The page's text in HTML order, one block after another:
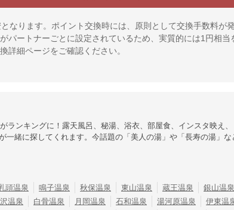
なります。ポイント交換時には、原則として交換手数料が
パートナーごとに設定されているため、実質的には1円相
詳細ページをご確認ください。
ランキングに！露天風呂、秘湯、浴衣、部屋食、インスタ映え
緒に探してくれます。今話題の「美人の湯」や「長寿の湯」な
頭温泉 鳴子温泉 秋保温泉 東山温泉 蔵王温泉
銀山温泉
温泉 白骨温泉 月岡温泉 石和温泉 湯河原温泉
伊東温